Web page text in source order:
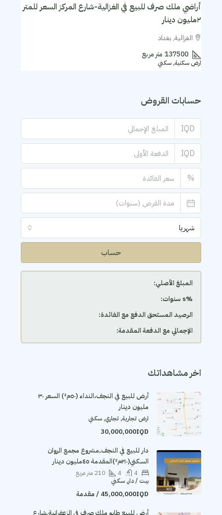
أراضي ملك صرف للبيع في الغزالية-شارع المركز السعر للمتر
٢مليون دينار
الغزالية, بغداد
137500 متر مربع
ارض سكنية, سكني
حسابات القروض
IQD
IQD
%
شهريا
حساب
المبلغ الأصلي:
‫%s سنوات:
الرصيد المستحق الدفع مع الفائدة:
الإجمالي مع الدفعة المقدمة:
اخر مشاهداتك
أرض للبيع في النجف،النداء (٥٠م²) السعر ٣٠
مليون دينار
ارض تجارية, تجاري, سكني
30,000,000IQD
دار للبيع في النجف٬مشروع مجمع الروان
السكني(٢١٠م²)المقدمة ٤٥مليون دينار
4
4
210 متر مربع
بيت / دار, سكني
45,000,000IQD / مقدمة
أرض للبيع طابو ملك صرف في الزعفرانية٬شارع